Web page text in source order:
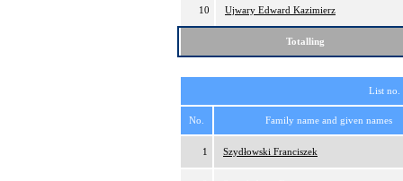
10 Ujwary Edward Kazimierz
Totalling
List
No. Family name and given names
1 Szydłowski Franciszek